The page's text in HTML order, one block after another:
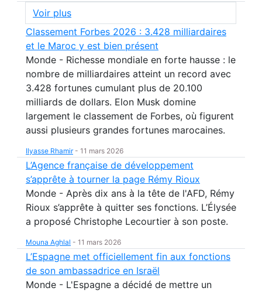
Voir plus
Classement Forbes 2026 : 3.428 milliardaires
et le Maroc y est bien présent
Monde - Richesse mondiale en forte hausse : le
nombre de milliardaires atteint un record avec
3.428 fortunes cumulant plus de 20.100
milliards de dollars. Elon Musk domine
largement le classement de Forbes, où figurent
aussi plusieurs grandes fortunes marocaines.
Ilyasse Rhamir- 11 mars 2026
L’Agence française de développement
s’apprête à tourner la page Rémy Rioux
Monde - Après dix ans à la tête de l'AFD, Rémy
Rioux s’apprête à quitter ses fonctions. L’Élysée
a proposé Christophe Lecourtier à son poste.
Mouna Aghlal - 11 mars 2026
L’Espagne met officiellement fin aux fonctions
de son ambassadrice en Israël
Monde - L'Espagne a décidé de mettre un